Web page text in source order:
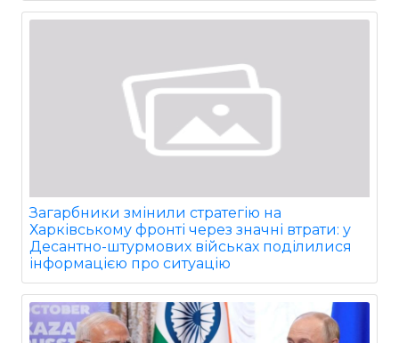
Загарбники змінили стратегію на
Харківському фронті через значні втрати: у
Десантно-штурмових військах поділилися
інформацією про ситуацію